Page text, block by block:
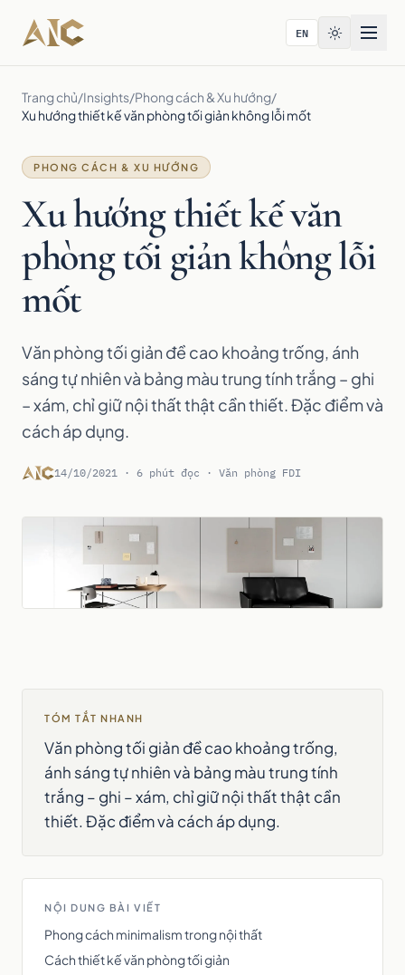
Bỏ qua tới nội dung
EN
Trang chủ/Insights/Phong cách & Xu hướng/
Xu hướng thiết kế văn phòng tối giản không lỗi mốt
PHONG CÁCH & XU HƯỚNG
Xu hướng thiết kế văn
phòng tối giản không lỗi
mốt
Văn phòng tối giản đề cao khoảng trống, ánh
sáng tự nhiên và bảng màu trung tính trắng – ghi
– xám, chỉ giữ nội thất thật cần thiết. Đặc điểm và
cách áp dụng.
14/10/2021 · 6 phút đọc · Văn phòng FDI
TÓM TẮT NHANH
Văn phòng tối giản đề cao khoảng trống,
ánh sáng tự nhiên và bảng màu trung tính
trắng – ghi – xám, chỉ giữ nội thất thật cần
thiết. Đặc điểm và cách áp dụng.
NỘI DUNG BÀI VIẾT
Phong cách minimalism trong nội thất
Cách thiết kế văn phòng tối giản